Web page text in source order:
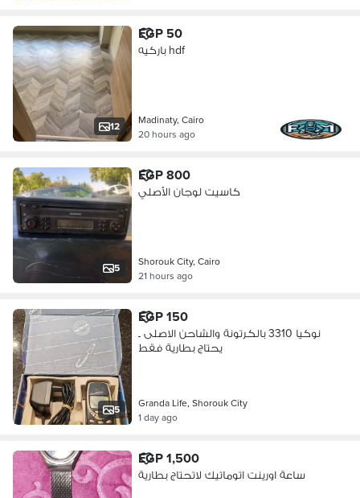
12
EGP 50
باركيه hdf
Madinaty, Cairo
20 hours ago
5
EGP 800
كاسيت لوجان الأصلي
Shorouk City, Cairo
21 hours ago
5
EGP 150
نوكيا 3310 بالكرتونة والشاحن الاصلى ـ
يحتاج بطارية فقط
Granda Life, Shorouk City
1 day ago
EGP 1,500
ساعة اورينت اتوماتيك لاتحتاج بطارية